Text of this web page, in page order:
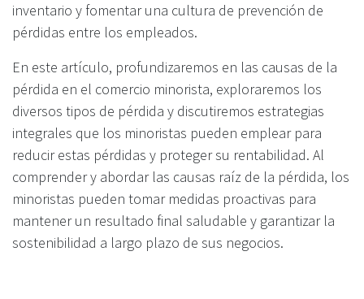
inventario y fomentar una cultura de prevención de
pérdidas entre los empleados.
En este artículo, profundizaremos en las causas de la
pérdida en el comercio minorista, exploraremos los
diversos tipos de pérdida y discutiremos estrategias
integrales que los minoristas pueden emplear para
reducir estas pérdidas y proteger su rentabilidad. Al
comprender y abordar las causas raíz de la pérdida, los
minoristas pueden tomar medidas proactivas para
mantener un resultado final saludable y garantizar la
sostenibilidad a largo plazo de sus negocios.